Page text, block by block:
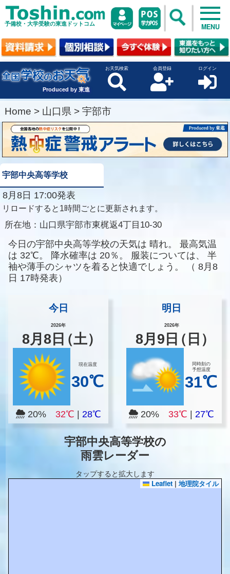
予備校・大学受験の東進ドットコム MENU
Produced by 東進
お天気検索 会員登録 ログイン
Home > 山口県 > 宇部市
宇部中央高等学校
8月8日 17:00発表
リロードすると1時間ごとに更新されます。
所在地： 山口県宇部市東梶返4丁目10-30
今日の宇部中央高等学校の天気は 晴れ。
最高気温
は 32℃。 降水確率は 20％。 服装については、
半
袖や薄手のシャツを着ると快適でしょう。
（ 8月8
日 17時発表）
今日
2026年
8月8 日（土）
現在温度
30℃
20% 32℃ 28℃
明日
2026年
8月 9 日（日）
同時刻の
予想温度
31℃
20% 33℃ |27℃
宇部中央高等学校の
雨雲レーダー
タップすると拡大します
Leaflet | 地理院タイル